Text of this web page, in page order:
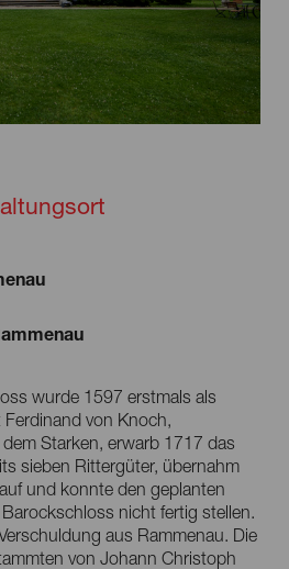
wurde 1597 erstmals als
von Knoch,
Starken, erwarb 1717 das
sieben Rittergüter, übernahm
und konnte den geplanten
nicht fertig stellen.
aus Rammenau. Die
von Johann Christoph